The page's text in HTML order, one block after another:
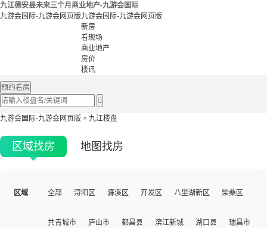
九江德安县未来三个月商业地产-九游会国际
九游会国际-九游会网页版九游会国际-九游会网页版
新房
看现场
商业地产
房价
楼讯
预约看房

九游会国际-九游会网页版 > 九江楼盘
区域找房 地图找房
区域 全部 浔阳区 濂溪区 开发区 八里湖新区 柴桑区
共青城市 庐山市 都昌县 滨江新城 湖口县 瑞昌市